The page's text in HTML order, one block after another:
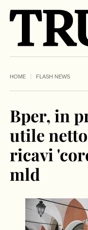
HOME FLASH NEWS
Bper, in
utile
ricavi
mld